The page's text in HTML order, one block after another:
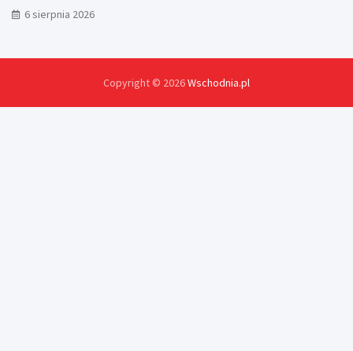
6 sierpnia 2026
Copyright © 2026Wschodnia.pl